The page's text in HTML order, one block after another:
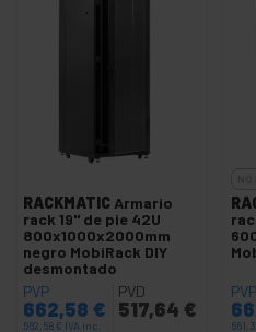
RACKMATIC Armario
rack 19'' de pie 42U
800x1000x2000mm
negro MobiRack DIY
desmontado
PVP
662,58 €
662,58 € IVA inc.
PVD
517,64 €
PVP